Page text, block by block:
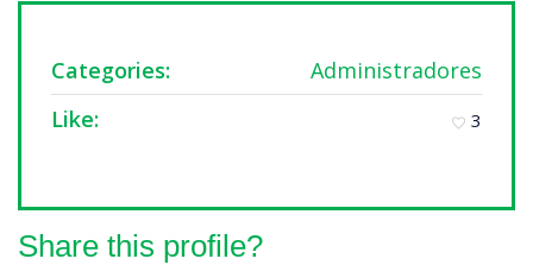
Categories:
Administradores
Like:
3
Share this profile?